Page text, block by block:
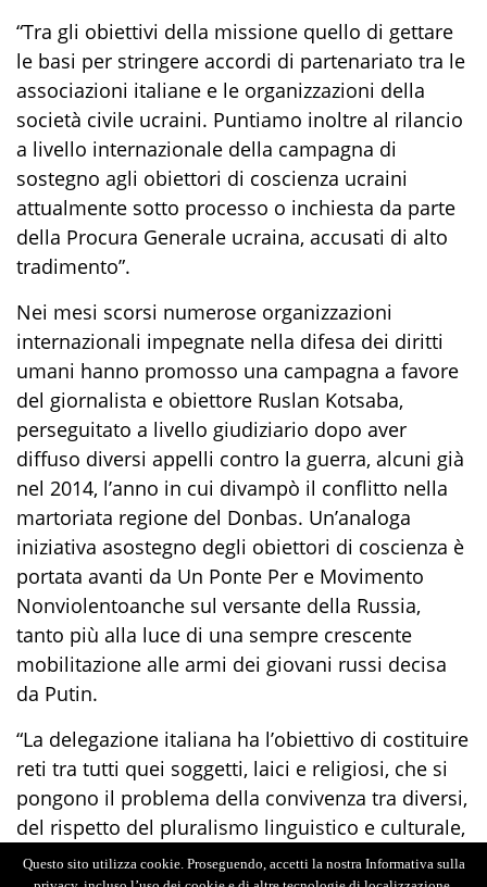
“Tra gli obiettivi della missione quello di gettare
le basi per stringere accordi di partenariato tra le
associazioni italiane e le organizzazioni della
società civile ucraini. Puntiamo inoltre al rilancio
a livello internazionale della campagna di
sostegno agli obiettori di coscienza ucraini
attualmente sotto processo o inchiesta da parte
della Procura Generale ucraina, accusati di alto
tradimento”.
Nei mesi scorsi numerose organizzazioni
internazionali impegnate nella difesa dei diritti
umani hanno promosso una campagna a favore
del giornalista e obiettore Ruslan Kotsaba,
perseguitato a livello giudiziario dopo aver
diffuso diversi appelli contro la guerra, alcuni già
nel 2014, l’anno in cui divampò il conflitto nella
martoriata regione del Donbas. Un’analoga
iniziativa asostegno degli obiettori di coscienza è
portata avanti da Un Ponte Per e Movimento
Nonviolentoanche sul versante della Russia,
tanto più alla luce di una sempre crescente
mobilitazione alle armi dei giovani russi decisa
da Putin.
“La delegazione italiana ha l’obiettivo di costituire
reti tra tutti quei soggetti, laici e religiosi, che si
pongono il problema della convivenza tra diversi,
del rispetto del pluralismo linguistico e culturale,
del sostegno anche psicologico alle vittime della
Questo sito utilizza cookie. Proseguendo, accetti la nostra Informativa sulla